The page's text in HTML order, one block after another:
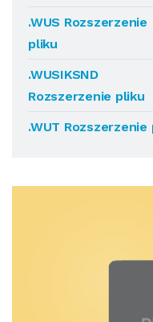
.WUS Rozszerzenie
pliku
.WUSIKSND
Rozszerzenie pliku
.WUT Rozszerzenie